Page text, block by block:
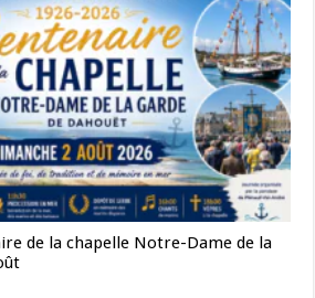
de la chapelle Notre-Dame de la